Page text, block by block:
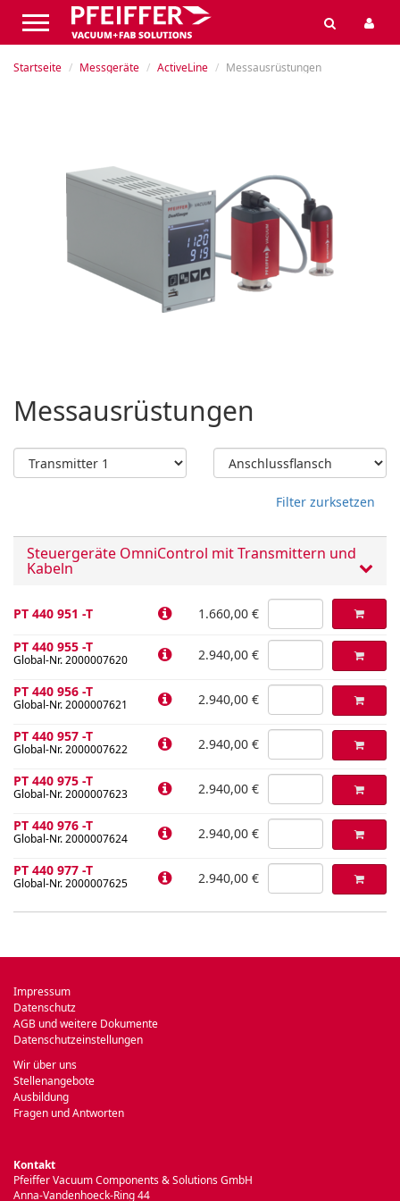
Startseite Messgeräte ActiveLine Messausrüstungen
Messausrüstungen
Filter zurksetzen
Steuergeräte OmniControl mit Transmittern und
Kabeln
PT 440 951 -T
1.660,00 €
PT 440 955 -T
Global-Nr. 2000007620 2.940,00 €
PT 440 956 -T
Global-Nr. 2000007621 2.940,00 €
PT 440 957 -T
Global-Nr. 2000007622 2.940,00 €
PT 440 975 -T
Global-Nr. 2000007623 2.940,00 €
PT 440 976 -T
Global-Nr. 2000007624 2.940,00 €
PT 440 977 -T
Global-Nr. 2000007625 2.940,00 €
Impressum
Datenschutz
AGB und weitere Dokumente
Datenschutzeinstellungen
Wir über uns
Stellenangebote
Ausbildung
Fragen und Antworten
Kontakt
Pfeiffer Vacuum Components & Solutions GmbH
Anna-Vandenhoeck-Ring 44